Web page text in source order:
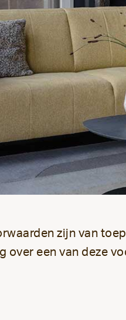
zijn van
over een van deze